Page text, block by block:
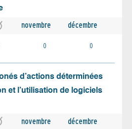
novembre décembre
0 0
d’actions déterminées
et l’utilisation de logiciels
novembre décembre